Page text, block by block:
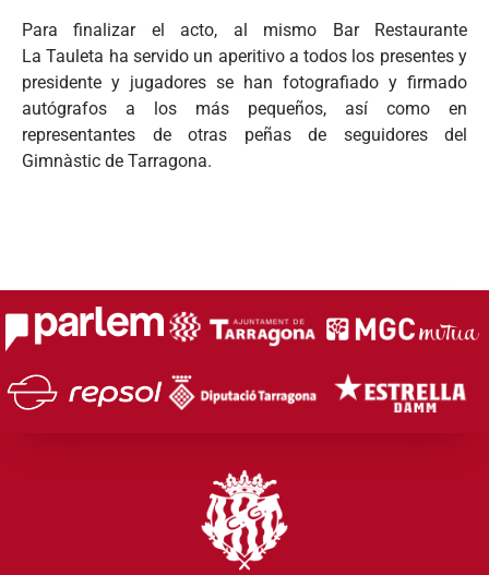
Para finalizar el acto, al mismo Bar Restaurante
La Tauleta ha servido un aperitivo a todos los presentes y
presidente y jugadores se han fotografiado y firmado
autógrafos a los más pequeños, así como en
representantes de otras peñas de seguidores del
Gimnàstic de Tarragona.